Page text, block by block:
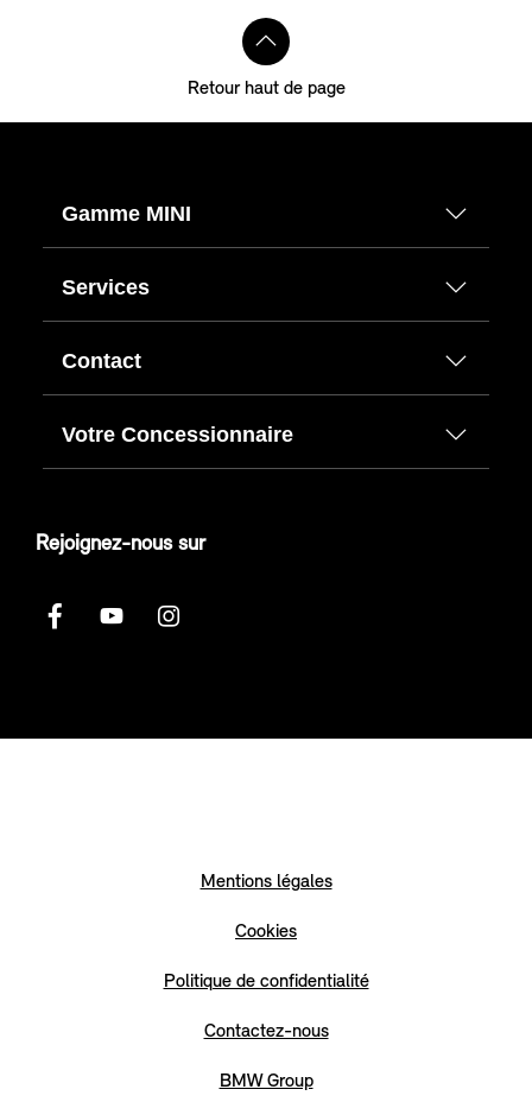
Retour haut de page
Gamme MINI
Services
Contact
Votre Concessionnaire
Rejoignez-nous sur
Mentions légales
Cookies
Politique de confidentialité
Contactez-nous
BMW Group